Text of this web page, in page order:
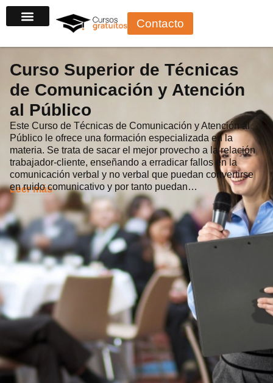
al
Contacto
Curso Superior de Técnicas
de Comunicación y Atención
al Público
Este Curso de Técnicas de Comunicación y Atención al
Público le ofrece una formación especializada en la
materia. Se trata de sacar el mejor provecho a la relación
trabajador-cliente, enseñando a erradicar fallos en la
comunicación verbal y no verbal que puedan convertirse
en ruido comunicativo y por tanto puedan…
Leer más